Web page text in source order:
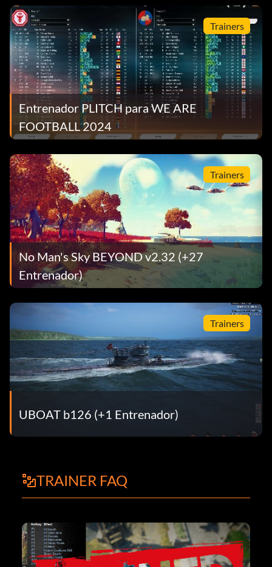
Trainers
Entrenador PLITCH para WE ARE
FOOTBALL 2024
Trainers
No Man's Sky BEYOND v2.32 (+27
Entrenador)
Trainers
UBOAT b126 (+1 Entrenador)
TRAINER FAQ